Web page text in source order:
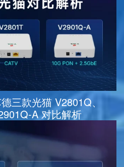
三款光猫 V2801Q、
A 对比解析